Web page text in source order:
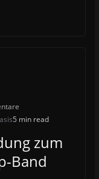
5 min read
zum
Band